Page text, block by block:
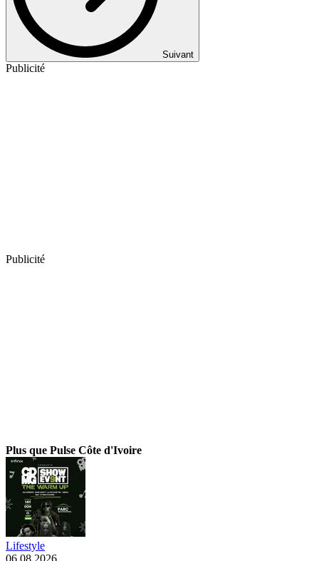
Suivant
Publicité
Publicité
Plus que Pulse Côte d'Ivoire
Lifestyle
06.08.2026